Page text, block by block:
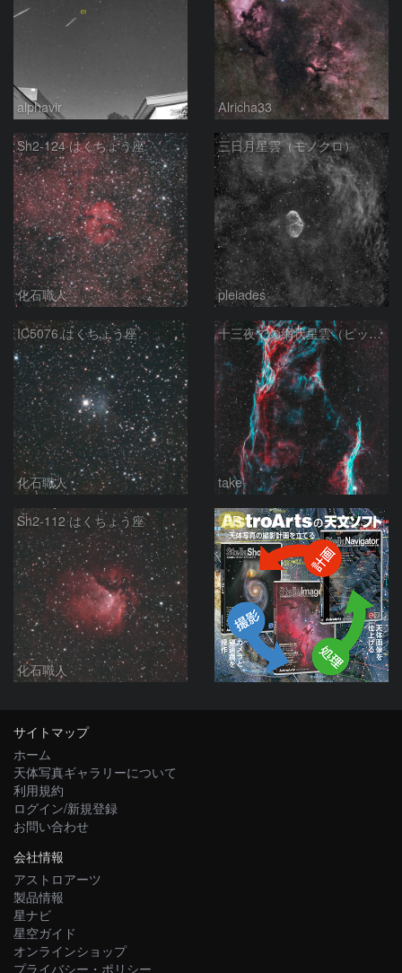
alphavir Alricha33
Sh2-124 はくちょう座
化石職人
三日月星雲（モノクロ）
pleiades
IC5076 はくちょう座
化石職人
十三夜での網状星雲（ピッカリングの三角）
take
Sh2-112 はくちょう座
化石職人
PR
サイトマップ
ホーム
天体写真ギャラリーについて
利用規約
ログイン/新規登録
お問い合わせ
会社情報
アストロアーツ
製品情報
星ナビ
星空ガイド
オンラインショップ
プライバシー・ポリシー